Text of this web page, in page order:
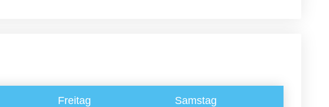
Freitag Samstag